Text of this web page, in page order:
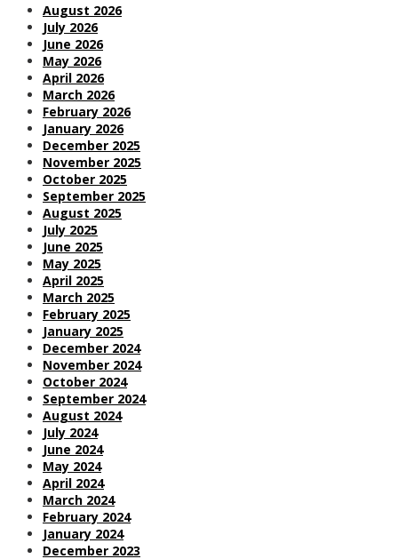
August 2026
July 2026
June 2026
May 2026
April 2026
March 2026
February 2026
January 2026
December 2025
November 2025
October 2025
September 2025
August 2025
July 2025
June 2025
May 2025
April 2025
March 2025
February 2025
January 2025
December 2024
November 2024
October 2024
September 2024
August 2024
July 2024
June 2024
May 2024
April 2024
March 2024
February 2024
January 2024
December 2023